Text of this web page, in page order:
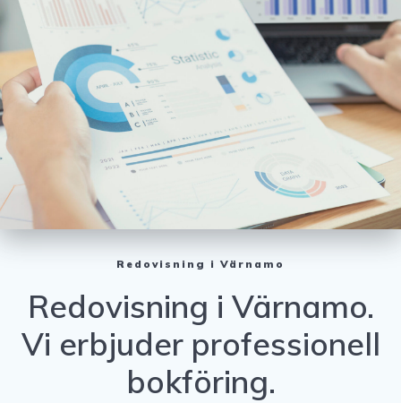
Redovisning i Värnamo
Redovisning i Värnamo.
Vi erbjuder professionell
bokföring.